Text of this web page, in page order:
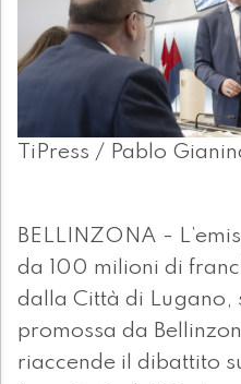
TiPress / Pablo
BELLINZONA -
da 100 milioni di
dalla Città di Lugano,
promossa da
riaccende il dibattito